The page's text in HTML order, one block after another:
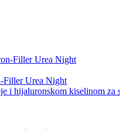
Urea Night
i hijaluronskom kiselinom za